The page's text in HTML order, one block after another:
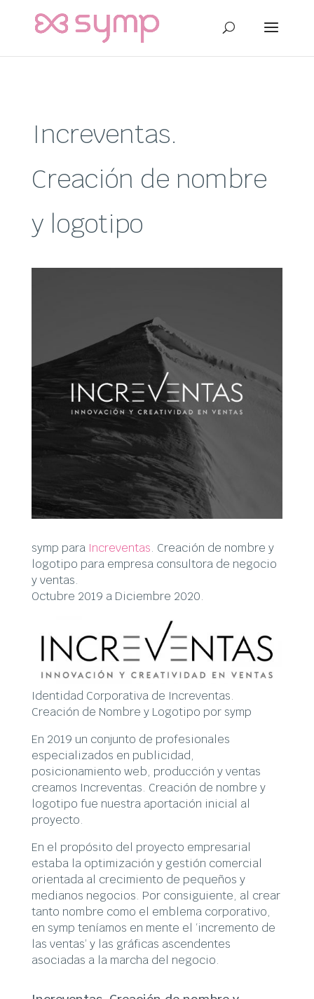
Increventas.
Creación de nombre
y logotipo
symp para Increventas. Creación de nombre y
logotipo para empresa consultora de negocio
y ventas.
Octubre 2019 a Diciembre 2020.
Identidad Corporativa de Increventas.
Creación de Nombre y Logotipo por symp
En 2019 un conjunto de profesionales
especializados en publicidad,
posicionamiento web, producción y ventas
creamos Increventas. Creación de nombre y
logotipo fue nuestra aportación inicial al
proyecto.
En el propósito del proyecto empresarial
estaba la optimización y gestión comercial
orientada al crecimiento de pequeños y
medianos negocios. Por consiguiente, al crear
tanto nombre como el emblema corporativo,
en symp teníamos en mente el ‘incremento de
las ventas’ y las gráficas ascendentes
asociadas a la marcha del negocio.